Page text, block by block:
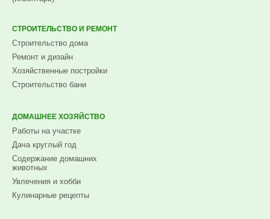
СТРОИТЕЛЬСТВО И РЕМОНТ
Строительство дома
Ремонт и дизайн
Хозяйственные постройки
Строительство бани
ДОМАШНЕЕ ХОЗЯЙСТВО
Работы на участке
Дача круглый год
Содержание домашних
животных
Увлечения и хобби
Кулинарные рецепты